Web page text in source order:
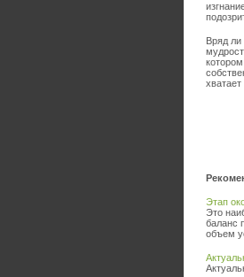
Вряд ли
Этап
Это
баланс
объем